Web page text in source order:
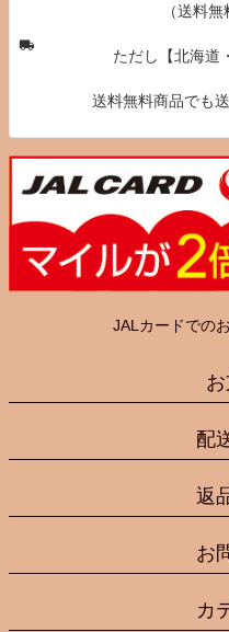
（送料
ただし【北海道
送料無料商品でも
JALカードでの
配
返
お
カ